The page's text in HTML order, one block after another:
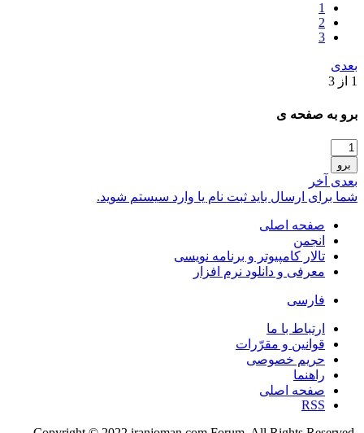
1
2
3
بعدی
1 از 3
برو به صفحه ی
برو
بعدی آخر
شما برای ارسال باید ثبت نام یا وارد سیستم شوید.
صفحه اصلی
انجمن
تالار كامپيوتر و برنامه نویسی
معرفی و دانلود نرم افزار
فارسی
ارتباط با ما
قوانین و مقرّرات
حریم خصوصی
راهنما
صفحه اصلی
RSS